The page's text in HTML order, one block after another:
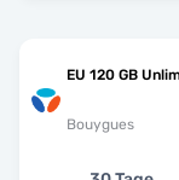
EU 120 GB
Bouygues